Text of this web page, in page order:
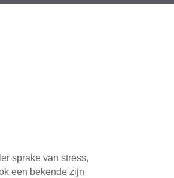
sprake van stress,
een bekende zijn